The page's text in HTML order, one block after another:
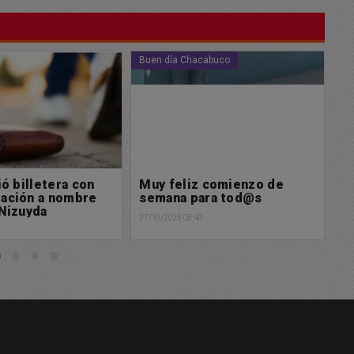
de
tod@s
Buen día Chacabuco
Feliz domingo para tod@s
26/10/2025 08:29